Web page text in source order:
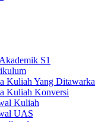
S1
Kuliah Yang
Kuliah Konversi
Kuliah
UAS